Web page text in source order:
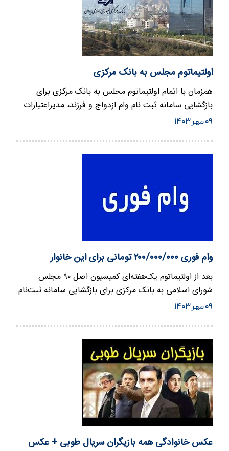
اولتیماتوم مجلس به بانک مرکزی
همزمان با اتمام اولتیماتوم مجلس به بانک مرکزی برای
بازگشایی سامانه ثبت نام وام ازدواج و فرزند، مدیراعتبارات
بانک مرکزی…
۰۹ مهر ۱۴۰۳
وام فوری ۲۰۰/۰۰۰/۰۰۰ تومانی برای این خانوار
بعد از اولتیماتوم یک‌هفته‌ای کمیسیون اصل ۹۰ مجلس
شورای اسلامی به بانک مرکزی برای بازگشایی سامانه ثبت‌نام
وام ازدواج و…
۰۹ مهر ۱۴۰۳
عکس خانوادگی همه بازیگران سریال طوبی + عکس